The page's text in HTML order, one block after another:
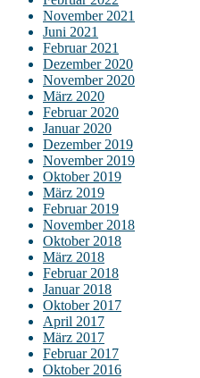
November 2021
Juni 2021
Februar 2021
Dezember 2020
November 2020
März 2020
Februar 2020
Januar 2020
Dezember 2019
November 2019
Oktober 2019
März 2019
Februar 2019
November 2018
Oktober 2018
März 2018
Februar 2018
Januar 2018
Oktober 2017
April 2017
März 2017
Februar 2017
Oktober 2016